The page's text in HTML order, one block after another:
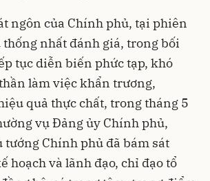
ngôn của Chính phủ, tại phiên
nhất đánh giá, trong bối
tục diễn biến phức tạp, khó
làm việc khẩn trương,
quả thực chất, trong tháng 5
vụ Đảng ủy Chính phủ,
tướng Chính phủ đã bám sát
hoạch và lãnh đạo, chỉ đạo tổ